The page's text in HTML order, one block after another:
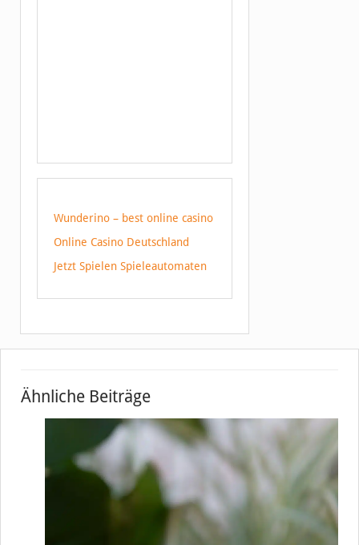
Wunderino – best online casino
Online Casino Deutschland
Jetzt Spielen Spieleautomaten
Ähnliche Beiträge